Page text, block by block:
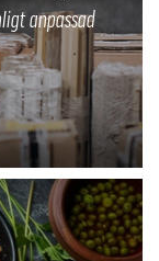
anpassad